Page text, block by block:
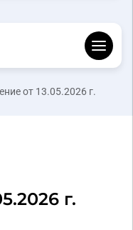
от 13.05.2026 г.
г.